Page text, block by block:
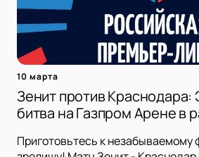
10 марта
Зенит против Краснодара:
битва на Газпром Арене в
Приготовьтесь к незабываемому